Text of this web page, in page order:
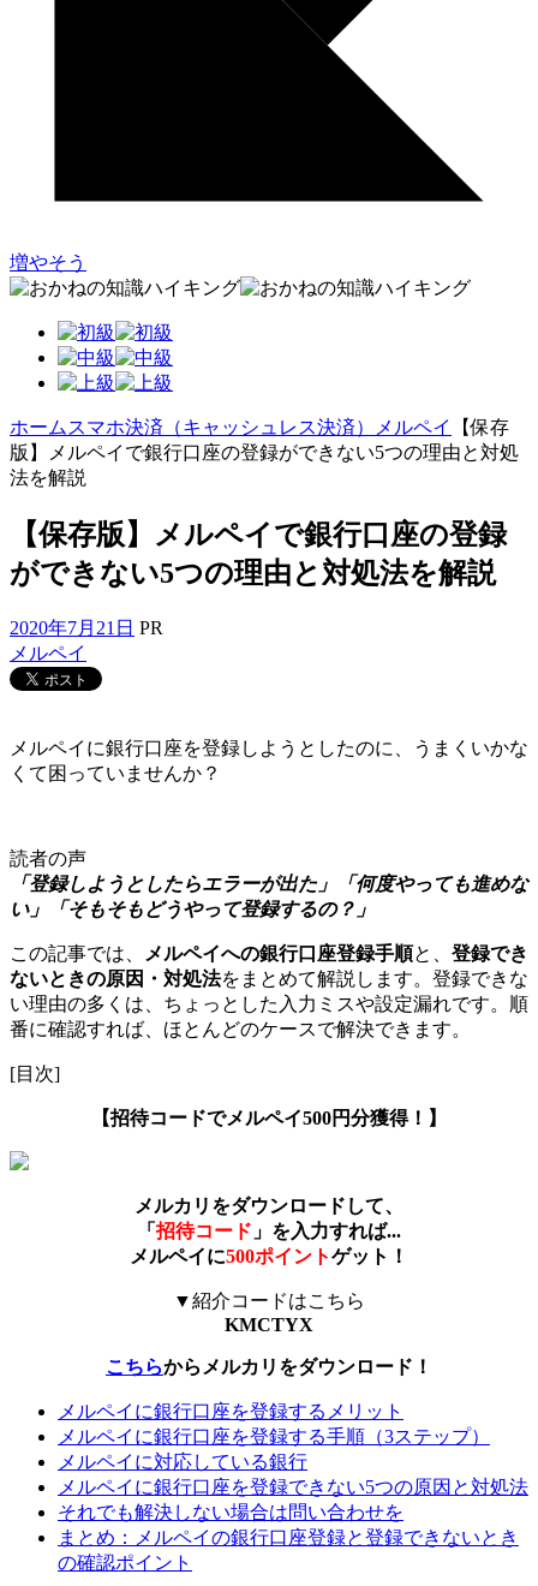
増やそう
ホーム スマホ決済（キャッシュレス決済） メルペイ
【保存
版】メルペイで銀行口座の登録ができない5つの理由と対処
法を解説
【保存版】メルペイで銀行口座の登録
ができない5つの理由と対処法を解説
2020年7月21日 PR
メルペイ
メルペイに銀行口座を登録しようとしたのに、うまくいかな
くて困っていませんか？
読者の声
「登録しようとしたらエラーが出た」「何度やっても進めな
い」「そもそもどうやって登録するの？」
この記事では、 メルペイへの銀行口座登録手順と、 登録でき
ないときの原因・対処法をまとめて解説します。登録できな
い理由の多くは、ちょっとした入力ミスや設定漏れです。順
番に確認すれば、ほとんどのケースで解決できます。
[目次]
【招待コードでメルペイ500円分獲得！】
メルカリをダウンロードして、
「 招待コード 」を入力すれば...
メルペイに500ポイントゲット！
▼紹介コードはこちら
KMCTYX
こちらからメルカリをダウンロード！
メルペイに銀行口座を登録するメリット
メルペイに銀行口座を登録する手順（3ステップ）
メルペイに対応している銀行
メルペイに銀行口座を登録できない5つの原因と対処法
それでも解決しない場合は問い合わせを
まとめ：メルペイの銀行口座登録と登録できないとき
の確認ポイント